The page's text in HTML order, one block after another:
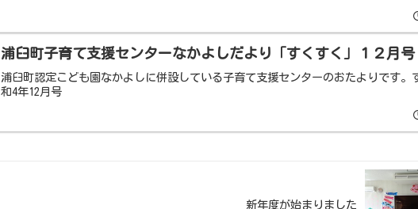
浦臼町子育て支援センターなかよしだより「すくすく」１２月号
浦臼町認定こども園なかよしに併設している子育て支援センターのおたよりです
和4年12月号
新年度が始まりました